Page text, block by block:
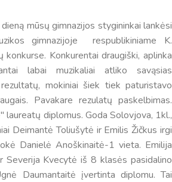
mūsų gimnazijos stygininkai lankėsi
gimnazijoje respublikiniame K.
konkurse. Konkurentai draugiški, aplinka
labai muzikaliai atliko savąsias
mokiniai šiek tiek paturistavo
Pavakare rezulatų paskelbimas.
laureatų diplomus. Goda Solovjova, 1kl.,
Deimantė Toliušytė ir Emilis Žičkus irgi
Danielė Anoškinaitė-1 vieta. Emilija
Kvecytė iš 8 klasės pasidalino
Daumantaitė įvertinta diplomu. Tai